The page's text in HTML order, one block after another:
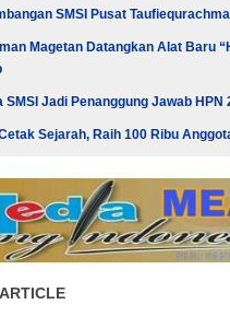
SMSI Pusat
Magetan Datangkan Alat Baru
SMSI Jadi Penanggung Jawab HPN
Sejarah, Raih 100 Ribu